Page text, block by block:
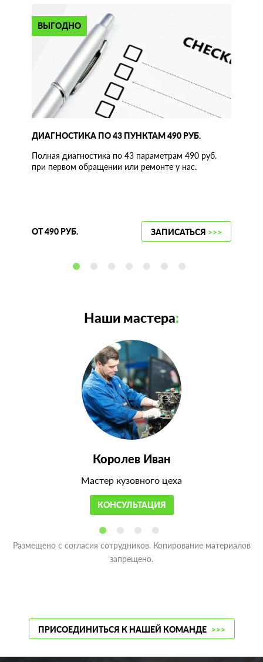
ВЫГОДНО
ДИАГНОСТИКА ПО 43 ПУНКТАМ 490 РУБ.
Полная диагностика по 43 параметрам 490 руб.
при первом обращении или ремонте у нас.
ОТ 490 РУБ. ЗАПИСАТЬСЯ >>>
Наши мастера:
Королев Иван
Мастер кузовного цеха
КОНСУЛЬТАЦИЯ
Размещено с согласия сотрудников. Копирование материалов
запрещено.
ПРИСОЕДИНИТЬСЯ К НАШЕЙ КОМАНДЕ >>>